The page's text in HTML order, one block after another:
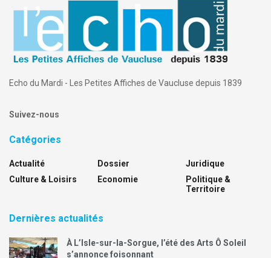
Echo du Mardi - Les Petites Affiches de Vaucluse depuis 1839
Suivez-nous
Catégories
Actualité
Culture & Loisirs
Dossier
Economie
Juridique
Politique &
Territoire
Dernières actualités
À L’Isle-sur-la-Sorgue, l’été des Arts Ô Soleil
s’annonce foisonnant